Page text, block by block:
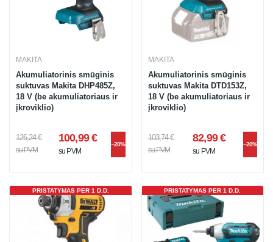
MAKITA
Akumuliatorinis smūginis
suktuvas Makita DHP485Z,
18 V (be akumuliatoriaus ir
įkroviklio)
126,24 €
su PVM
100,99 €
su PVM
−20%
MAKITA
Akumuliatorinis smūginis
suktuvas Makita DTD153Z,
18 V (be akumuliatoriaus ir
įkroviklio)
103,74 €
su PVM
82,99 €
su PVM
−20%
PRISTATYMAS PER 1 D.D. PRISTATYMAS PER 1 D.D.